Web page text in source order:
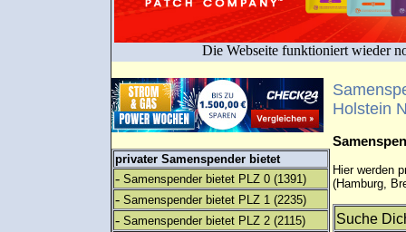
Die Webseite funktioniert wieder
privater Samenspender bietet
- Samenspender bietet PLZ 0 (1391)
- Samenspender bietet PLZ 1 (2235)
- Samenspender bietet PLZ 2 (2115)
Holstein
Hier werden
(Hamburg,
Suche